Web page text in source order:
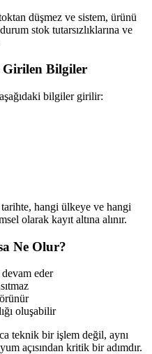
düşmez ve sistem, ürünü
stok tutarsızlıklarına ve
Girilen Bilgiler
bilgiler girilir:
hangi ülkeye ve hangi
olarak kayıt altına alınır.
Ne Olur?
eder
oluşabilir
teknik bir işlem değil, aynı
açısından kritik bir adımdır.